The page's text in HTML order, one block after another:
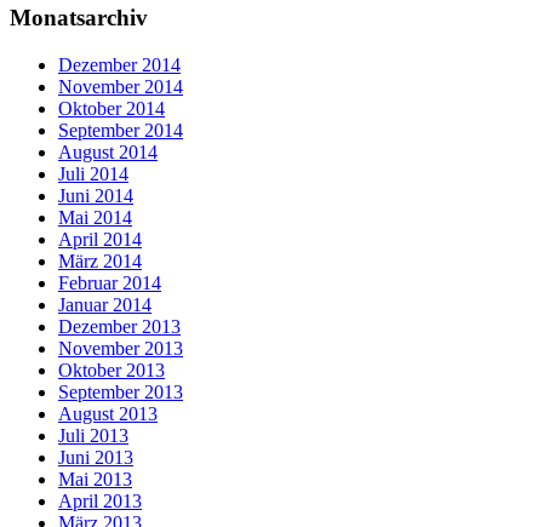
Monatsarchiv
Dezember 2014
November 2014
Oktober 2014
September 2014
August 2014
Juli 2014
Juni 2014
Mai 2014
April 2014
März 2014
Februar 2014
Januar 2014
Dezember 2013
November 2013
Oktober 2013
September 2013
August 2013
Juli 2013
Juni 2013
Mai 2013
April 2013
März 2013